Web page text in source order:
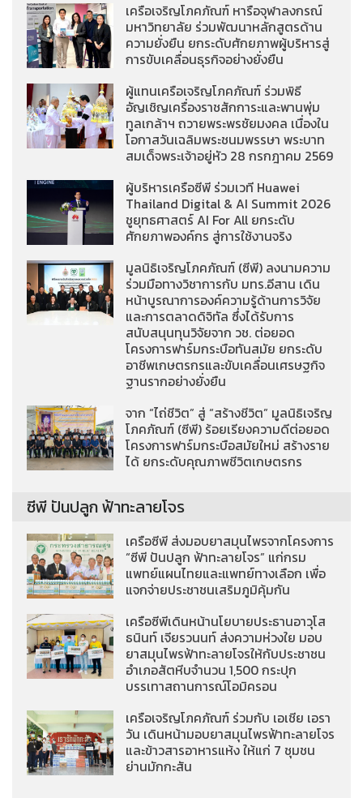
เครือเจริญโภคภัณฑ์ หารือจุฬาลงกรณ์
มหาวิทยาลัย ร่วมพัฒนาหลักสูตรด้าน
ความยั่งยืน ยกระดับศักยภาพผู้บริหารสู่
การขับเคลื่อนธุรกิจอย่างยั่งยืน
ผู้แทนเครือเจริญโภคภัณฑ์ ร่วมพิธี
อัญเชิญเครื่องราชสักการะและพานพุ่ม
ทูลเกล้าฯ ถวายพระพรชัยมงคล เนื่องใน
โอกาสวันเฉลิมพระชนมพรรษา พระบาท
สมเด็จพระเจ้าอยู่หัว 28 กรกฎาคม 2569
ผู้บริหารเครือซีพี ร่วมเวที Huawei
Thailand Digital & AI Summit 2026
ชูยุทธศาสตร์ AI For All ยกระดับ
ศักยภาพองค์กร สู่การใช้งานจริง
มูลนิธิเจริญโภคภัณฑ์ (ซีพี) ลงนามความ
ร่วมมือทางวิชาการกับ มทร.อีสาน เดิน
หน้าบูรณาการองค์ความรู้ด้านการวิจัย
และการตลาดดิจิทัล ซึ่งได้รับการ
สนับสนุนทุนวิจัยจาก วช. ต่อยอด
โครงการฟาร์มกระบือทันสมัย ยกระดับ
อาชีพเกษตรกรและขับเคลื่อนเศรษฐกิจ
ฐานรากอย่างยั่งยืน
จาก “ไถ่ชีวิต” สู่ “สร้างชีวิต” มูลนิธิเจริญ
โภคภัณฑ์ (ซีพี) ร้อยเรียงความดีต่อยอด
โครงการฟาร์มกระบือสมัยใหม่ สร้างราย
ได้ ยกระดับคุณภาพชีวิตเกษตรกร
ซีพี ปันปลูก ฟ้าทะลายโจร
เครือซีพี ส่งมอบยาสมุนไพรจากโครงการ
“ซีพี ปันปลูก ฟ้าทะลายโจร” แก่กรม
แพทย์แผนไทยและแพทย์ทางเลือก เพื่อ
แจกจ่ายประชาชนเสริมภูมิคุ้มกัน
เครือซีพีเดินหน้านโยบายประธานอาวุโส
ธนินท์ เจียรวนนท์ ส่งความห่วงใย มอบ
ยาสมุนไพรฟ้าทะลายโจรให้กับประชาชน
อำเภอสัตหีบจำนวน 1,500 กระปุก
บรรเทาสถานการณ์โอมิครอน
เครือเจริญโภคภัณฑ์ ร่วมกับ เอเชีย เอรา
วัน เดินหน้ามอบยาสมุนไพรฟ้าทะลายโจร
และข้าวสารอาหารแห้ง ให้แก่ 7 ชุมชน
ย่านมักกะสัน